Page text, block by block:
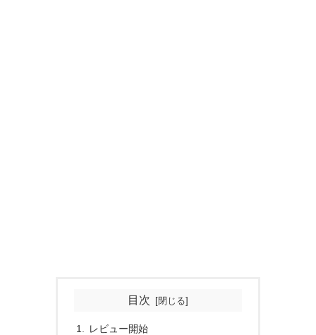
目次
レビュー開始